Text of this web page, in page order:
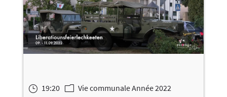
} 19:20 m Vie communale Année 2022